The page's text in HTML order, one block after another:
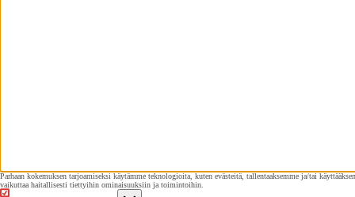
Parhaan kokemuksen tarjoamiseksi käytämme teknologioita, kuten evästeitä, tallentaaksemme ja/tai
vaikuttaa haitallisesti tiettyihin ominaisuuksiin ja toimintoihin.